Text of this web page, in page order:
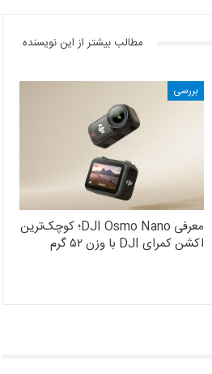
مطالب بیشتر از این نویسنده
بررسی
معرفی DJI Osmo Nano؛ کوچک‌ترین
اکشن کمرای DJI با وزن ۵۲ گرم